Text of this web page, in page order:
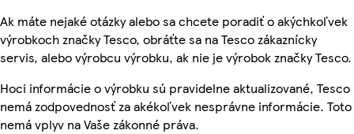
Ak máte nejaké otázky alebo sa chcete poradiť o akýchkoľvek
výrobkoch značky Tesco, obráťte sa na Tesco zákaznícky
servis, alebo výrobcu výrobku, ak nie je výrobok značky Tesco.
Hoci informácie o výrobku sú pravidelne aktualizované, Tesco
nemá zodpovednosť za akékoľvek nesprávne informácie. Toto
nemá vplyv na Vaše zákonné práva.